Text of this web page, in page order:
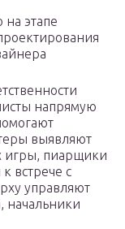
на этапе
напрямую
выявляют
игры, пиарщики
встрече с
управляют
начальники